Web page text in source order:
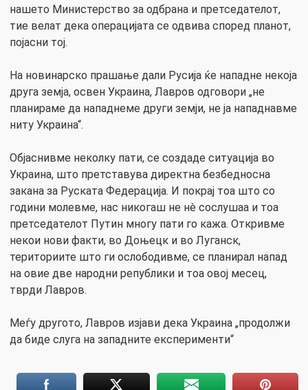
нашето Министерство за одбрана и претседателот,
тие велат дека операцијата се одвива според планот,
појасни тој.
На новинарско прашање дали Русија ќе нападне некоја
друга земја, освен Украина, Лавров одговори „не
планираме да нападнеме други земји, не ја нападнавме
ниту Украина“.
Oбјаснивме неколку пати, се создаде ситуација во
Украина, што претставува директна безбедносна
закана за Руската Федерација. И покрај тоа што со
години молевме, нас никогаш не нè сослушаа и тоа
претседателот Путин многу пати го кажа. Откривме
некои нови факти, во Доњецк и во Луганск,
териториите што ги ослободивме, се планирал напад
на овие две народни републики и тоа овој месец,
тврди Лавров.
Меѓу другото, Лавров изјави дека Украина „продолжи
да биде слуга на западните експерименти“